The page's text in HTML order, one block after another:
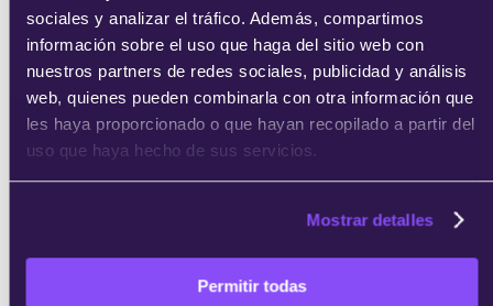
sociales y analizar el tráfico. Además, compartimos
información sobre el uso que haga del sitio web con
nuestros partners de redes sociales, publicidad y análisis
web, quienes pueden combinarla con otra información que
les haya proporcionado o que hayan recopilado a partir del
uso que haya hecho de sus servicios.
Mostrar detalles
Permitir todas